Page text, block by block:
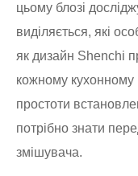
цьому блозі
виділяється, які
як дизайн Shenchi
кожному кухонному
простоти
потрібно знати
змішувача.